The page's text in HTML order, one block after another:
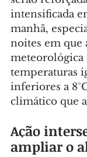
intensificada
manhã,
noites em que
temperaturas
inferiores a
climático que
Ação
ampliar o